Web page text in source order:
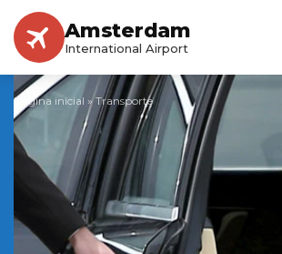
Amsterdam
International Airport
Página inicial »Transporte